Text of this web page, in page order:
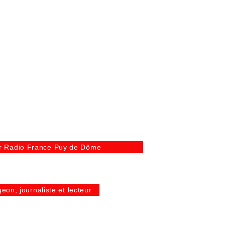
Radio France Puy de Dôme
journaliste et lecteur